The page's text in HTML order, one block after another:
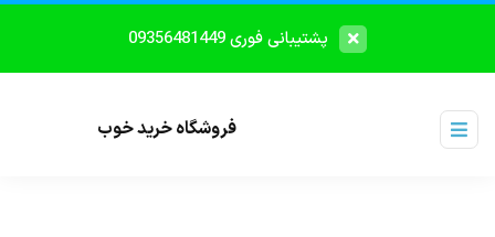
پشتیبانی فوری 09356481449
فروشگاه خرید خوب